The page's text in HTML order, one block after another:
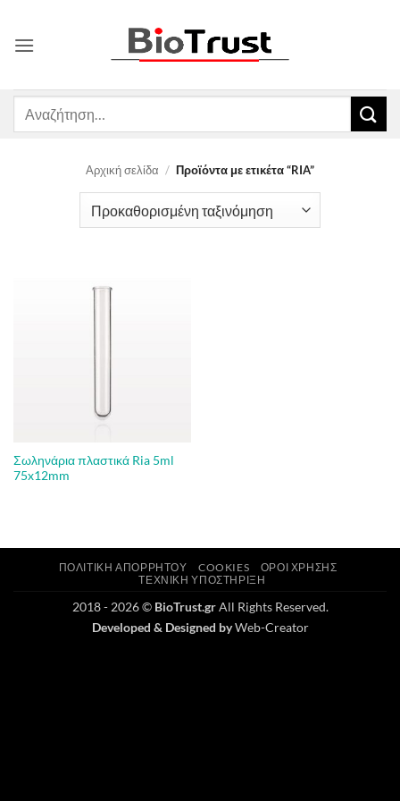
περιεχόμενο
Αναζήτηση
Αρχική σελίδα / Προϊόντα με ετικέτα “RIA”
Σωληνάρια πλαστικά Ria 5ml
75x12mm
ΠΟΛΙΤΙΚΉ ΑΠΟΡΡΉΤΟΥ COOKIES
ΌΡΟΙ ΧΡΉΣΗΣ
ΤΕΧΝΙΚΉ ΥΠΟΣΤΉΡΙΞΗ
2018 - 2026 © BioTrust.grAll Rights Reserved.
Developed & Designed byWeb-Creator